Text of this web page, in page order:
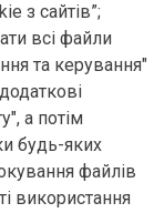
з сайтів”;
всі файли
та керування"
а потім
будь-яких
файлів
використання